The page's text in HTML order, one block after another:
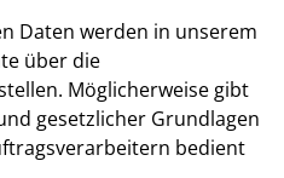
Daten werden in unserem
über die
Möglicherweise gibt
gesetzlicher Grundlagen
bedient